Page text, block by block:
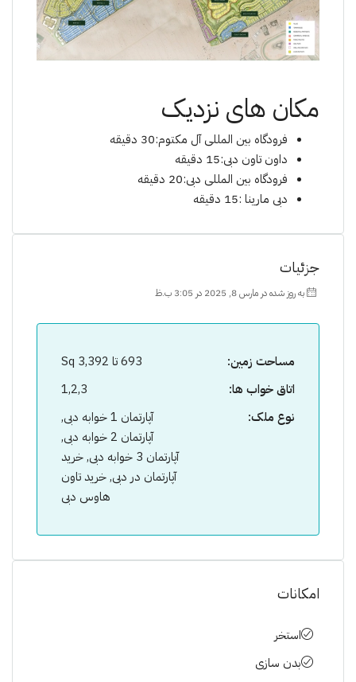
مکان های نزدیک
فرودگاه بین المللی آل مکتوم:30 دقیقه
داون تاون دبی:15 دقیقه
فرودگاه بین المللی دبی:20 دقیقه
دبی مارینا :15 دقیقه
جزئیات
به روز شده در مارس 8, 2025 در 3:05 ب.ظ
مساحت زمین:
693 تا 3,392 Sq
اتاق خواب ها:
1,2,3
نوع ملک:
آپارتمان 1 خوابه دبی,
آپارتمان 2 خوابه دبی,
آپارتمان 3 خوابه دبی, خرید
آپارتمان در دبی, خرید تاون
هاوس دبی
امکانات
استخر
بدن سازی